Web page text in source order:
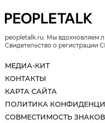
peopletalk.ru. Мы вдохновляем
Свидетельство о
МЕДИА-КИТ
КОНТАКТЫ
КАРТА САЙТА
ПОЛИТИКА
СОВМЕСТИМОСТЬ